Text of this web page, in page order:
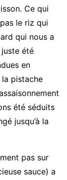
Ce qui
le riz qui
qui nous a
été
en
pistache
été séduits
jusqu’à la
pas sur
sauce) a